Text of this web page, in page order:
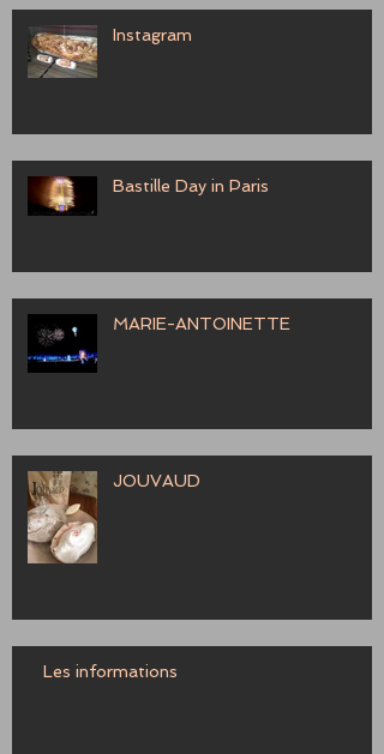
Instagram
Bastille Day in Paris
MARIE-ANTOINETTE
JOUVAUD
Les informations